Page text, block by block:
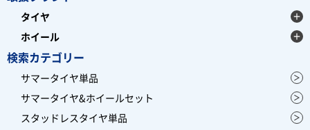
タイヤ
ホイール
検索カテゴリー
サマータイヤ単品
サマータイヤ&ホイールセット
スタッドレスタイヤ単品